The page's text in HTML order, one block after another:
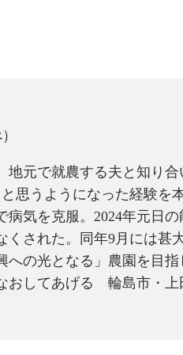
地元で就農する夫と知り
思うようになった経験を
病気を克服。2024年元日
くされた。同年9月には甚
への光となる」農園を目
おしてあげる 輪島市・